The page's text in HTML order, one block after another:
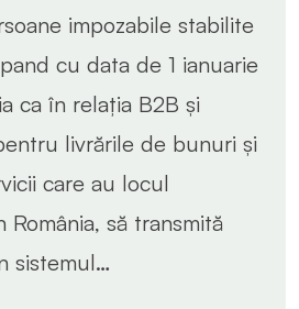
impozabile stabilite
cu data de 1 ianuarie
ca în relația B2B și
livrările de bunuri și
care au locul
România, să transmită
sistemul…